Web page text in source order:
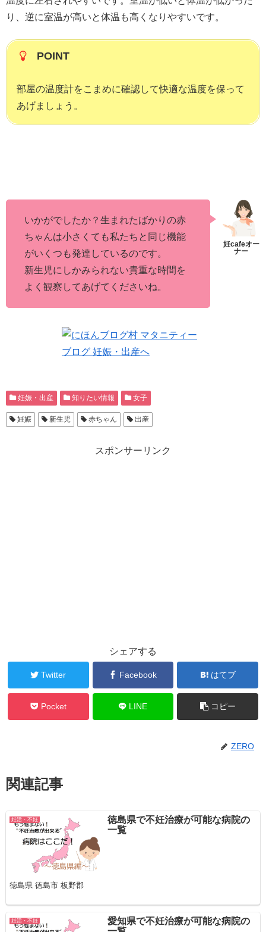
り、逆に室温が高いと体温も高くなりやすいです。
POINT
部屋の温度計をこまめに確認して快適な温度を保って
あげましょう。
いかがでしたか？生まれたばかりの赤
ちゃんは小さくても私たちと同じ機能
がいくつも発達しているのです。
新生児にしかみられない貴重な時間を
よく観察してあげてくださいね。
妊娠・出産 知りたい情報 女子
妊娠 新生児 赤ちゃん 出産
スポンサーリンク
シェアする
Twitter Facebook はてブ
Pocket LINE コピー
ZERO
関連記事
妊活・不妊
徳島県で不妊治療が可能な病院の
一覧
徳島県 徳島市 板野郡
妊活・不妊
愛知県で不妊治療が可能な病院の